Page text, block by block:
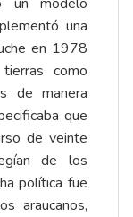
una
en 1978
como
de manera
que
de veinte
de los
política fue
araucanos,